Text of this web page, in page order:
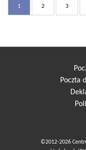
1 2 3
Poczta
©2012-2026